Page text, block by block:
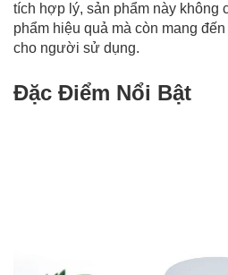
tích hợp lý, sản phẩm này không
phẩm hiệu quả mà còn mang
cho người sử dụng.
Đặc Điểm Nổi Bật